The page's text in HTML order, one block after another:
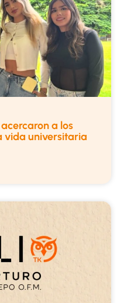
a los
vida universitaria